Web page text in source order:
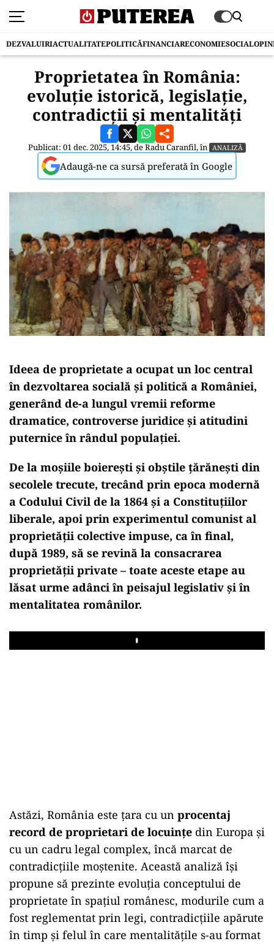
DEZVALUIRIACTUALITATEPOLITICĂFINANCIARECONOMIESOCIAL
Proprietatea în România:
evoluție istorică, legislație,
contradicții și mentalități
Publicat: 01 dec. 2025, 14:45, deRadu Caranfil, în ANALIZĂ
Adaugă-ne ca sursă preferată în Google
Ideea de proprietate a ocupat un loc central
în dezvoltarea socială și politică a României,
generând de-a lungul vremii reforme
dramatice, controverse juridice și atitudini
puternice în rândul populației.
De la moșiile boierești și obștile țărănești din
secolele trecute, trecând prin epoca modernă
a Codului Civil de la 1864 și a Constituțiilor
liberale, apoi prin experimentul comunist al
proprietății colective impuse, ca în final,
după 1989, să se revină la consacrarea
proprietății private – toate aceste etape au
lăsat urme adânci în peisajul legislativ și în
mentalitatea românilor.
Play
Astăzi, România este țara cu un procentaj
record de proprietari de locuințe din Europa și
cu un cadru legal complex, încă marcat de
contradicțiile moștenite. Această analiză își
propune să prezinte evoluția conceptului de
proprietate în spațiul românesc, modurile cum a
fost reglementat prin legi, contradicțiile apărute
în timp și felul în care mentalitățile s-au format